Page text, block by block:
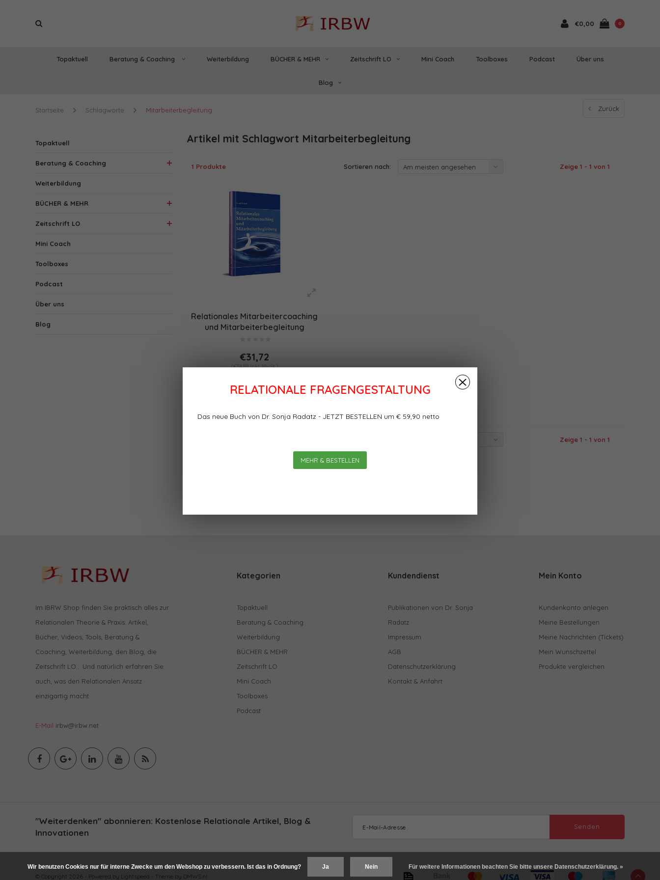
RELATIONALE FRAGENGESTALTUNG
Das neue Buch von Dr. Sonja Radatz - JETZT BESTELLEN um € 59,90 netto
MEHR & BESTELLEN
€0,00 0
Topaktuell Beratung & Coaching Weiterbildung BÜCHER & MEHR Zeitschrift LO Mini Coach Toolboxes Podcast Über uns
Blog
Startseite Schlagworte Mitarbeiterbegleitung Zurück
Topaktuell
Beratung & Coaching
Weiterbildung
BÜCHER & MEHR
Zeitschrift LO
Mini Coach
Toolboxes
Podcast
Über uns
Blog
Artikel mit Schlagwort Mitarbeiterbegleitung
1 Produkte Sortieren nach: Am meisten angesehen Zeige 1 - 1 von 1
Relationales Mitarbeitercoaching
und Mitarbeiterbegleitung
€31,72
(€34,89 Inkl. MwSt.)
Zeige 1 - 1 von 1
Im IBRW Shop finden Sie praktisch alles zur
Relationalen Theorie & Praxis: Artikel,
Bücher, Videos, Tools, Beratung &
Coaching, Weiterbildung, den Blog, die
Zeitschrift LO… Und natürlich erfahren Sie
auch, was den Relationalen Ansatz
einzigartig macht.
E-Mail irbw@irbw.net
Kategorien
Topaktuell
Beratung & Coaching
Weiterbildung
BÜCHER & MEHR
Zeitschrift LO
Mini Coach
Toolboxes
Podcast
Kundendienst
Publikationen von Dr. Sonja
Radatz
Impressum
AGB
Datenschutzerklärung
Kontakt & Anfahrt
Mein Konto
Kundenkonto anlegen
Meine Bestellungen
Meine Nachrichten (Tickets)
Mein Wunschzettel
Produkte vergleichen
"Weiterdenken" abonnieren: Kostenlose Relationale Artikel, Blog &
Innovationen
Senden
© Copyright 2026 - Powered by Lightspeed - Theme by DMWS.nl
Wir benutzen Cookies nur für interne Zwecke um den Webshop zu verbessern. Ist das in Ordnung? Ja Nein Für weitere Informationen beachten Sie bitte unsere Datenschutzerklärung. »